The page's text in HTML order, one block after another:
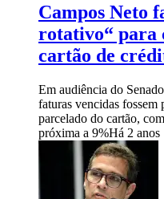
Campos Neto
rotativo“ para
cartão de
Em audiência do
faturas vencidas fossem
parcelado do cartão,
próxima a 9%Há 2 anos